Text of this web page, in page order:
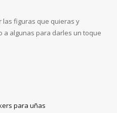
las figuras que quieras y
a algunas para darles un toque
para uñas